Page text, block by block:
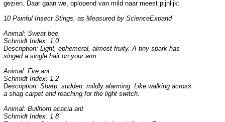
gezien. Daar gaan we, oplopend van mild naar meest pijnlijk:
10 Painful Insect Stings, as Measured by ScienceExpand
Animal: Sweat bee
Schmidt Index: 1.0
Description: Light, ephemeral, almost fruity. A tiny spark has
singed a single hair on your arm.
Animal: Fire ant
Schmidt Index: 1.2
Description: Sharp, sudden, mildly alarming. Like walking across
a shag carpet and reaching for the light switch.
Animal: Bullhorn acacia ant
Schmidt Index: 1.8